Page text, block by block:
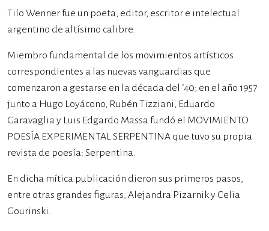
Tilo Wenner fue un poeta, editor, escritor e intelectual
argentino de altísimo calibre.
Miembro fundamental de los movimientos artísticos
correspondientes a las nuevas vanguardias que
comenzaron a gestarse en la década del ‘40; en el año 1957
junto a Hugo Loyácono, Rubén Tizziani, Eduardo
Garavaglia y Luis Edgardo Massa fundó el MOVIMIENTO
POESÍA EXPERIMENTAL SERPENTINA que tuvo su propia
revista de poesía: Serpentina.
En dicha mítica publicación dieron sus primeros pasos,
entre otras grandes figuras, Alejandra Pizarnik y Celia
Gourinski.